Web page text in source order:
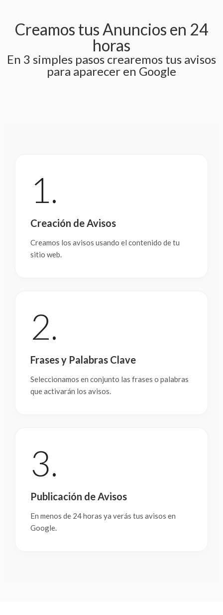
Creamos tus Anuncios en 24
horas
En 3 simples pasos crearemos tus avisos
para aparecer en Google
1.
Creación de Avisos
Creamos los avisos usando el contenido de tu
sitio web.
2.
Frases y Palabras Clave
Seleccionamos en conjunto las frases o palabras
que activarán los avisos.
3.
Publicación de Avisos
En menos de 24 horas ya verás tus avisos en
Google.